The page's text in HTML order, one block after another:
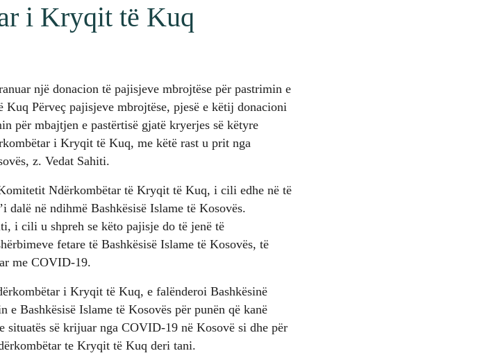
i Kryqit të Kuq
një donacion të pajisjeve mbrojtëse për pastrimin e
Përveç pajisjeve mbrojtëse, pjesë e këtij donacioni
për mbajtjen e pastërtisë gjatë kryerjes së këtyre
i Kryqit të Kuq, me këtë rast u prit nga
z. Vedat Sahiti.
Ndërkombëtar të Kryqit të Kuq, i cili edhe në të
dalë në ndihmë Bashkësisë Islame të Kosovës.
i cili u shpreh se këto pajisje do të jenë të
fetare të Bashkësisë Islame të Kosovës, të
me COVID-19.
i Kryqit të Kuq, e falënderoi Bashkësinë
e Bashkësisë Islame të Kosovës për punën që kanë
situatës së krijuar nga COVID-19 në Kosovë si dhe për
te Kryqit të Kuq deri tani.